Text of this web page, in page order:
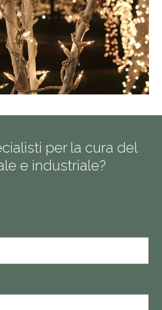
per la cura del
e industriale?